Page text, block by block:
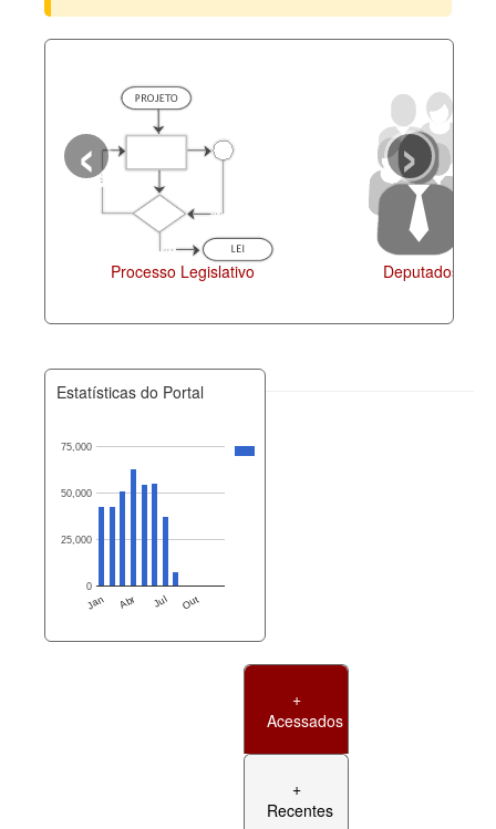
Perguntas frequentes
Processo Legislativo Deputados
‹ ›
Estatísticas do Portal
Jan Abr Jul Out
0
25,000
50,000
75,000
+
Acessados
+
Recentes